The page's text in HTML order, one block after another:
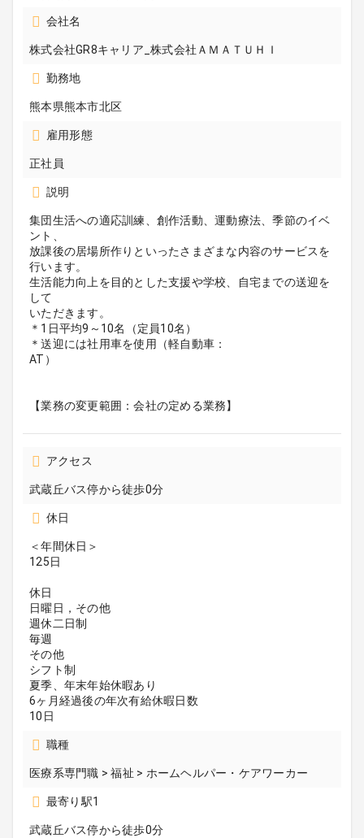
会社名
株式会社GR8キャリア_株式会社ＡＭＡＴＵＨＩ
勤務地
熊本県熊本市北区
雇用形態
正社員
説明
集団生活への適応訓練、創作活動、運動療法、季節のイベ
ント、
放課後の居場所作りといったさまざまな内容のサービスを
行います。
生活能力向上を目的とした支援や学校、自宅までの送迎を
して
いただきます。
＊1日平均9～10名（定員10名）
＊送迎には社用車を使用（軽自動車：
AT）
【業務の変更範囲：会社の定める業務】
アクセス
武蔵丘バス停から徒歩0分
休日
＜年間休日＞
125日
休日
日曜日，その他
週休二日制
毎週
その他
シフト制
夏季、年末年始休暇あり
6ヶ月経過後の年次有給休暇日数
10日
職種
医療系専門職 > 福祉 > ホームヘルパー・ケアワーカー
最寄り駅1
武蔵丘バス停から徒歩0分